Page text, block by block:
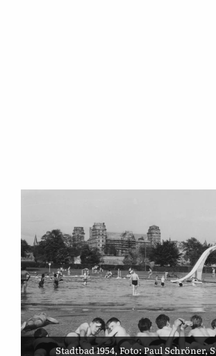
Stadtbad 1954, Foto: Paul Schröner,